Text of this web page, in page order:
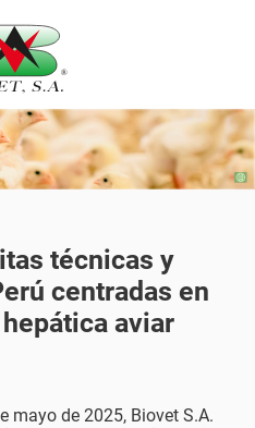
técnicas y
centradas en
aviar
mayo de 2025, Biovet S.A.